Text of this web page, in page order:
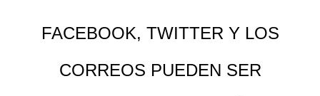
FACEBOOK, TWITTER Y LOS
CORREOS PUEDEN SER